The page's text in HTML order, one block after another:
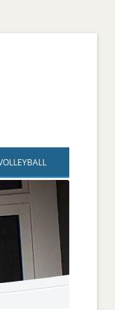
Spielplan + Ergebnisse
Trainingszeiten
Bezirksliga männlich
Jugend männlich U 18 + U20
Jugend männlich U 16